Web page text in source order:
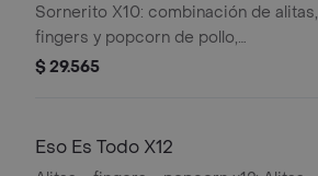
Sornerito X10: combinación de alitas,
fingers y popcorn de pollo,
acompañados de papas fritas.
$ 29.565
Eso Es Todo X12